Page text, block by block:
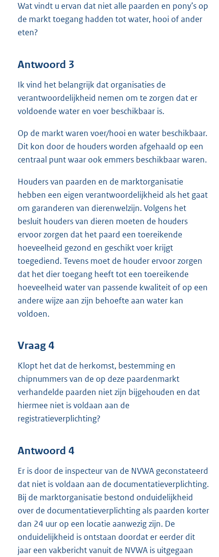
Wat vindt u ervan dat niet alle paarden en pony’s op
de markt toegang hadden tot water, hooi of ander
eten?
Antwoord 3
Ik vind het belangrijk dat organisaties de
verantwoordelijkheid nemen om te zorgen dat er
voldoende water en voer beschikbaar is.
Op de markt waren voer/hooi en water beschikbaar.
Dit kon door de houders worden afgehaald op een
centraal punt waar ook emmers beschikbaar waren.
Houders van paarden en de marktorganisatie
hebben een eigen verantwoordelijkheid als het gaat
om garanderen van dierenwelzijn. Volgens het
besluit houders van dieren moeten de houders
ervoor zorgen dat het paard een toereikende
hoeveelheid gezond en geschikt voer krijgt
toegediend. Tevens moet de houder ervoor zorgen
dat het dier toegang heeft tot een toereikende
hoeveelheid water van passende kwaliteit of op een
andere wijze aan zijn behoefte aan water kan
voldoen.
Vraag 4
Klopt het dat de herkomst, bestemming en
chipnummers van de op deze paardenmarkt
verhandelde paarden niet zijn bijgehouden en dat
hiermee niet is voldaan aan de
registratieverplichting?
Antwoord 4
Er is door de inspecteur van de NVWA geconstateerd
dat niet is voldaan aan de documentatieverplichting.
Bij de marktorganisatie bestond onduidelijkheid
over de documentatieverplichting als paarden korter
dan 24 uur op een locatie aanwezig zijn. De
onduidelijkheid is ontstaan doordat er eerder dit
jaar een vakbericht vanuit de NVWA is uitgegaan